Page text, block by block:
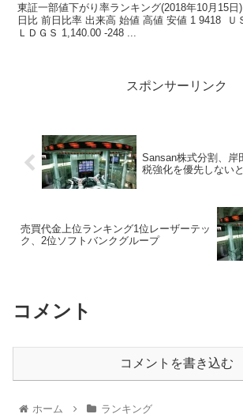
東証一部値下がり率ランキング(2018年10月15日) No 銘柄 現在値 前
日比 前日比率 出来高 始値 高値 安値 1 9418 ＵＳＥＮ－ＮＥＸＴＨ
ＬＤＧＳ 1,140.00 -248 ...
スポンサーリンク
Sansan株式分割、岸
税強化を優先しない
売買代金上位ランキング1位レーザーテッ
ク、2位ソフトバンクグループ
コメント
コメントを書き込む
ホーム ランキング